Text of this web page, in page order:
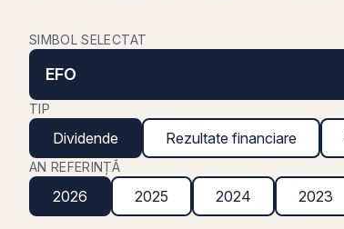
SIMBOL SELECTAT
EFO
TIP
Dividende Rezultate financiare
AN REFERINȚĂ
2026 2025 2024 2023